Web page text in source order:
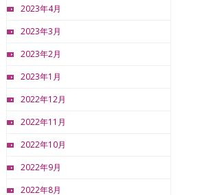
2023年4月
2023年3月
2023年2月
2023年1月
2022年12月
2022年11月
2022年10月
2022年9月
2022年8月